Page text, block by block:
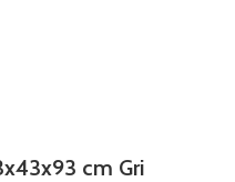
cm Gri